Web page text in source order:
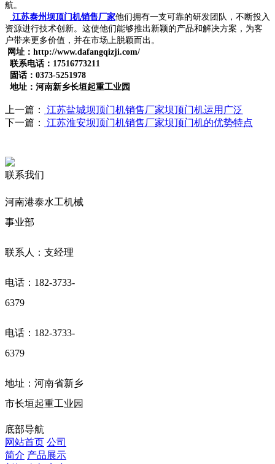
航。
江苏泰州坝顶门机销售厂家他们拥有一支可靠的研发团队，不断投入
资源进行技术创新。这使他们能够推出新颖的产品和解决方案，为客
户带来更多价值，并在市场上脱颖而出。
网址：http://www.dafangqizji.com/
联系电话：17516773211
固话：0373-5251978
地址：河南新乡长垣起重工业园
上一篇：
江苏盐城坝顶门机销售厂家坝顶门机运用广泛
下一篇：
江苏淮安坝顶门机销售厂家坝顶门机的优势特点
联系我们
河南港泰水工机械
事业部
联系人：支经理
电话：182-3733-
6379
电话：182-3733-
6379
地址：河南省新乡
市长垣起重工业园
底部导航
网站首页 公司
简介 产品展示